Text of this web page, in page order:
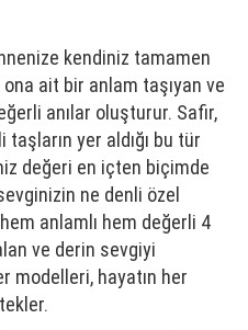
kendiniz tamamen
ait bir anlam taşıyan ve
anılar oluşturur. Safir,
yer aldığı bu tür
değeri en içten biçimde
ne denli özel
anlamlı hem değerli 4
ve derin sevgiyi
modelleri, hayatın her